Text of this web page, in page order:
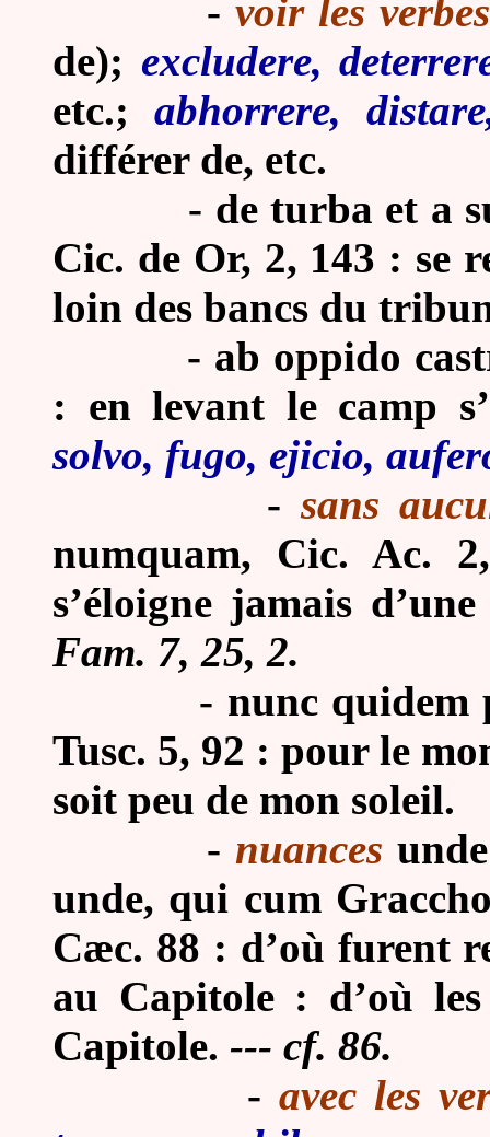
- voir les verbes
de); excludere,
etc.;
abhorrere,
différer de, etc.
- de turba et a
Cic. de Or, 2, 143 : se
loin des bancs du
- ab oppido
: en levant le camp
solvo, fugo, ejicio,
- sans
numquam, Cic. Ac.
s’éloigne jamais d’une
Fam. 7, 25, 2.
- nunc quidem
Tusc. 5, 92 : pour le
soit peu de mon soleil.
- nuances
unde, qui cum
Cæc. 88 : d’où furent
au Capitole : d’où
Capitole. --- cf. 86.
- avec les